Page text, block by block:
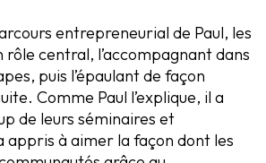
entrepreneurial de Paul, les
rôle central, l’accompagnant dans
puis l’épaulant de façon
Comme Paul l’explique, il a
de leurs séminaires et
appris à aimer la façon dont les